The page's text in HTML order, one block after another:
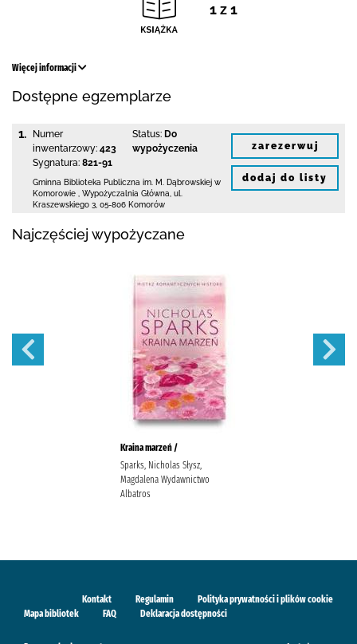
1 z 1
Więcej informacji
Dostępne egzemplarze
1.
Numer
inwentarzowy: 423
Sygnatura: 821-91
Status: Do
wypożyczenia
Gminna Biblioteka Publiczna im. M. Dąbrowskiej w
Komorowie
Wypożyczalnia Główna, ul.
Kraszewskiego 3 05-806 Komorów
zarezerwuj
dodaj do listy
Najczęściej wypożyczane
Kraina marzeń /
Sparks, Nicholas Słysz,
Magdalena Wydawnictwo
Albatros
Kontakt Regulamin
Polityka prywatności i plików cookie
Mapa bibliotek
FAQ Deklaracja dostępności